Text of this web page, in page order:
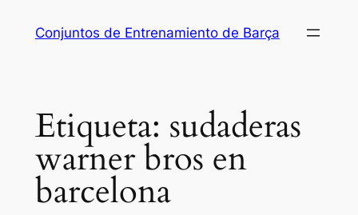
Conjuntos de Entrenamiento de Barça
Etiqueta: sudaderas
warner bros en
barcelona